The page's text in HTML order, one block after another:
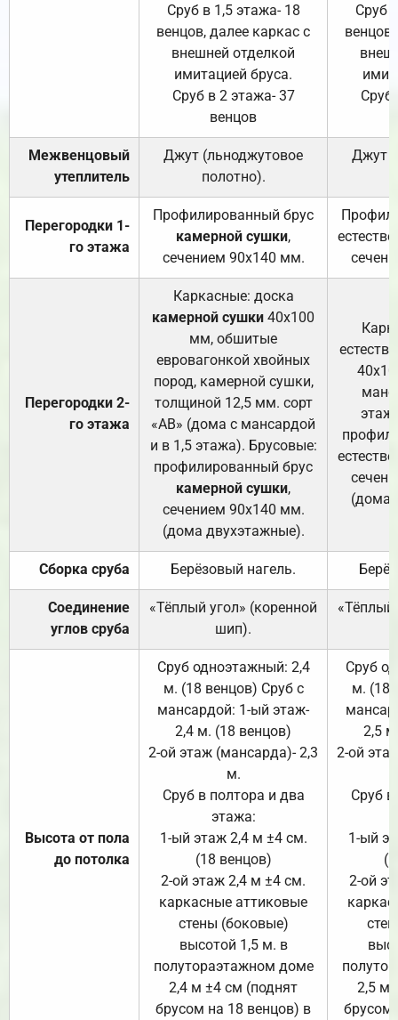
Сруб в 1,5 этажа- 18
венцов, далее каркас с
внешней отделкой
имитацией бруса.
Сруб в 2 этажа- 37
венцов
Сруб
Сруб
Межвенцовый
утеплитель
Джут (льноджутовое
полотно).
Джут
Перегородки 1-
го этажа
Профилированный брус
камерной сушки,
сечением 90х140 мм.
Перегородки 2-
го этажа
Каркасные: доска
камерной сушки 40х100
мм, обшитые
евровагонкой хвойных
пород, камерной сушки,
толщиной 12,5 мм. сорт
«АВ» (дома с мансардой
и в 1,5 этажа). Брусовые:
профилированный брус
камерной сушки,
сечением 90х140 мм.
(дома двухэтажные).
(дома
Сборка сруба Берёзовый нагель.
Соединение
углов сруба
«Тёплый угол» (коренной
шип).
«Тёплый
Высота от пола
до потолка
Сруб одноэтажный: 2,4
м. (18 венцов) Сруб с
мансардой: 1-ый этаж-
2,4 м. (18 венцов)
2-ой этаж (мансарда)- 2,3
м.
Сруб в полтора и два
этажа:
1-ый этаж 2,4 м ±4 см.
(18 венцов)
2-ой этаж 2,4 м ±4 см.
каркасные аттиковые
стены (боковые)
высотой 1,5 м. в
полутораэтажном доме
2,4 м ±4 см (поднят
брусом на 18 венцов) в
Сруб
м. (18
2,5
2-ой
Сруб
1-ый
2-ой
2,5 м
брусом